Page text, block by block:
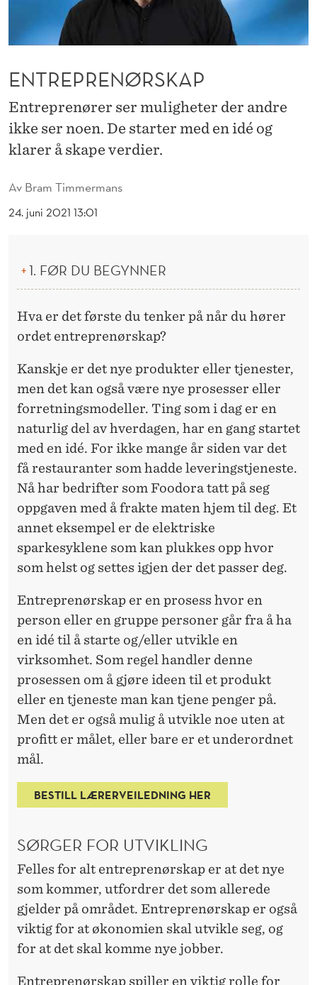
Av Bram Timmermans
24. juni 2021 13:01
ENTREPRENØRSKAP
Entreprenører ser muligheter der andre
ikke ser noen. De starter med en idé og
klarer å skape verdier.
1. FØR DU BEGYNNER
Hva er det første du tenker på når du hører
ordet entreprenørskap?
Kanskje er det nye produkter eller tjenester,
men det kan også være nye prosesser eller
forretningsmodeller. Ting som i dag er en
naturlig del av hverdagen, har en gang startet
med en idé. For ikke mange år siden var det
få restauranter som hadde leveringstjeneste.
Nå har bedrifter som Foodora tatt på seg
oppgaven med å frakte maten hjem til deg. Et
annet eksempel er de elektriske
sparkesyklene som kan plukkes opp hvor
som helst og settes igjen der det passer deg.
Entreprenørskap er en prosess hvor en
person eller en gruppe personer går fra å ha
en idé til å starte og/eller utvikle en
virksomhet. Som regel handler denne
prosessen om å gjøre ideen til et produkt
eller en tjeneste man kan tjene penger på.
Men det er også mulig å utvikle noe uten at
profitt er målet, eller bare er et underordnet
mål.
BESTILL LÆRERVEILEDNING HER
SØRGER FOR UTVIKLING
Felles for alt entreprenørskap er at det nye
som kommer, utfordrer det som allerede
gjelder på området. Entreprenørskap er også
viktig for at økonomien skal utvikle seg, og
for at det skal komme nye jobber.
Entreprenørskap spiller en viktig rolle for